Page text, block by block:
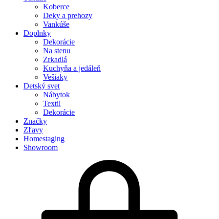
Koberce
Deky a prehozy
Vankúše
Doplnky
Dekorácie
Na stenu
Zrkadlá
Kuchyňa a jedáleň
Vešiaky
Detský svet
Nábytok
Textil
Dekorácie
Značky
Zľavy
Homestaging
Showroom